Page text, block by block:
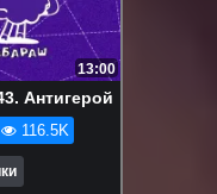
13:00
Антигерой
116.5K